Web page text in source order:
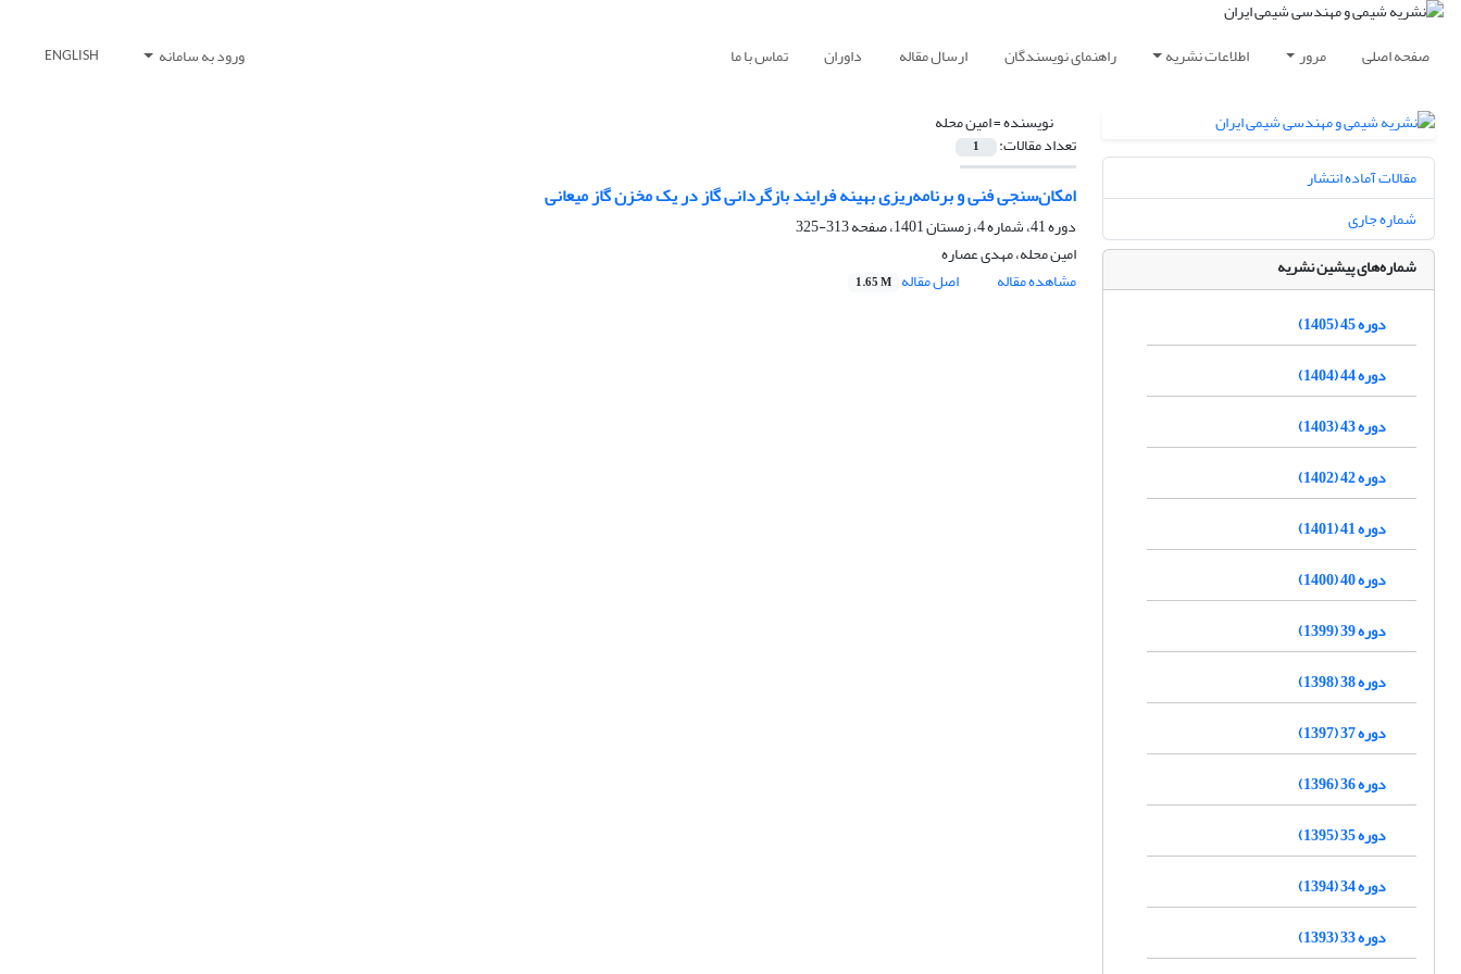
صفحه اصلی مرور اطلاعات نشریه راهنمای نویسندگان ارسال مقاله داوران تماس با ما ورود به سامانه ENGLISH
نویسنده =امین محله
تعداد مقالات: 1
امکان‌سنجی فنی و برنامه‌ریزی بهینه فرایند بازگردانی گاز در یک مخزن گاز میعانی
دوره 41، شماره 4، زمستان 1401، صفحه
313-325
امین محله، مهدی عصاره
مشاهده مقاله
اصل مقاله 1.65 M
مقالات آماده انتشار
شماره جاری
شماره‌های پیشین نشریه
دوره 45 (1405)
دوره 44 (1404)
دوره 43 (1403)
دوره 42 (1402)
دوره 41 (1401)
دوره 40 (1400)
دوره 39 (1399)
دوره 38 (1398)
دوره 37 (1397)
دوره 36 (1396)
دوره 35 (1395)
دوره 34 (1394)
دوره 33 (1393)